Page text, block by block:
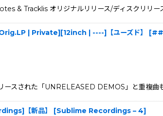
& Tracklis オリジナルリリース/ディスクリリ
| Private][12inch | ----]【ユーズド】 [
スされた「UNRELEASED DEMOS」と重複
【新品】 [Sublime Recordings – 4]